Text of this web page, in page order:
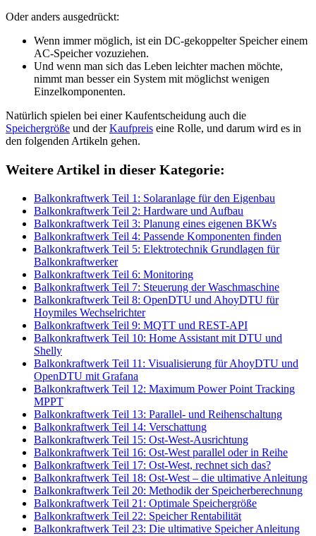
Oder anders ausgedrückt:
Wenn immer möglich, ist ein DC-gekoppelter Speicher einem
AC-Speicher vozuziehen.
Und wenn man sich das Leben leichter machen möchte,
nimmt man besser ein System mit möglichst wenigen
Einzelkomponenten.
Natürlich spielen bei einer Kaufentscheidung auch die
Speichergröße und derKaufpreis eine Rolle, und darum wird es in
den folgenden Artikeln gehen.
Weitere Artikel in dieser Kategorie:
Balkonkraftwerk Teil 1: Solaranlage für den Eigenbau
Balkonkraftwerk Teil 2: Hardware und Aufbau
Balkonkraftwerk Teil 3: Planung eines eigenen BKWs
Balkonkraftwerk Teil 4: Passende Komponenten finden
Balkonkraftwerk Teil 5: Elektrotechnik Grundlagen für
Balkonkraftwerker
Balkonkraftwerk Teil 6: Monitoring
Balkonkraftwerk Teil 7: Steuerung der Waschmaschine
Balkonkraftwerk Teil 8: OpenDTU und AhoyDTU für
Hoymiles Wechselrichter
Balkonkraftwerk Teil 9: MQTT und REST-API
Balkonkraftwerk Teil 10: Home Assistant mit DTU und
Shelly
Balkonkraftwerk Teil 11: Visualisierung für AhoyDTU und
OpenDTU mit Grafana
Balkonkraftwerk Teil 12: Maximum Power Point Tracking
MPPT
Balkonkraftwerk Teil 13: Parallel- und Reihenschaltung
Balkonkraftwerk Teil 14: Verschattung
Balkonkraftwerk Teil 15: Ost-West-Ausrichtung
Balkonkraftwerk Teil 16: Ost-West parallel oder in Reihe
Balkonkraftwerk Teil 17: Ost-West, rechnet sich das?
Balkonkraftwerk Teil 18: Ost-West – die ultimative Anleitung
Balkonkraftwerk Teil 20: Methodik der Speicherberechnung
Balkonkraftwerk Teil 21: Optimale Speichergröße
Balkonkraftwerk Teil 22: Speicher Rentabilität
Balkonkraftwerk Teil 23: Die ultimative Speicher Anleitung